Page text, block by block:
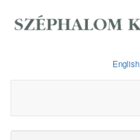
English